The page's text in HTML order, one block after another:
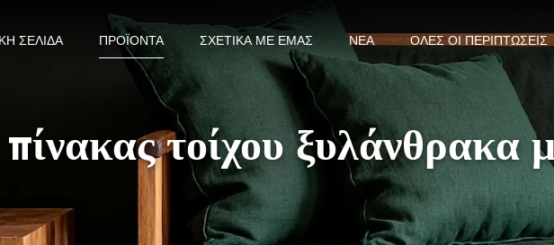
ΣΕΛΊΔΑ ΠΡΟΪΌΝΤΑ ΣΧΕΤΙΚΆ ΜΕ ΕΜΆΣ ΝΈΑ ΌΛΕΣ ΟΙ ΠΕΡΙΠΤΏΣΕΙΣ
πίνακας τοίχου ξυλάνθρακα